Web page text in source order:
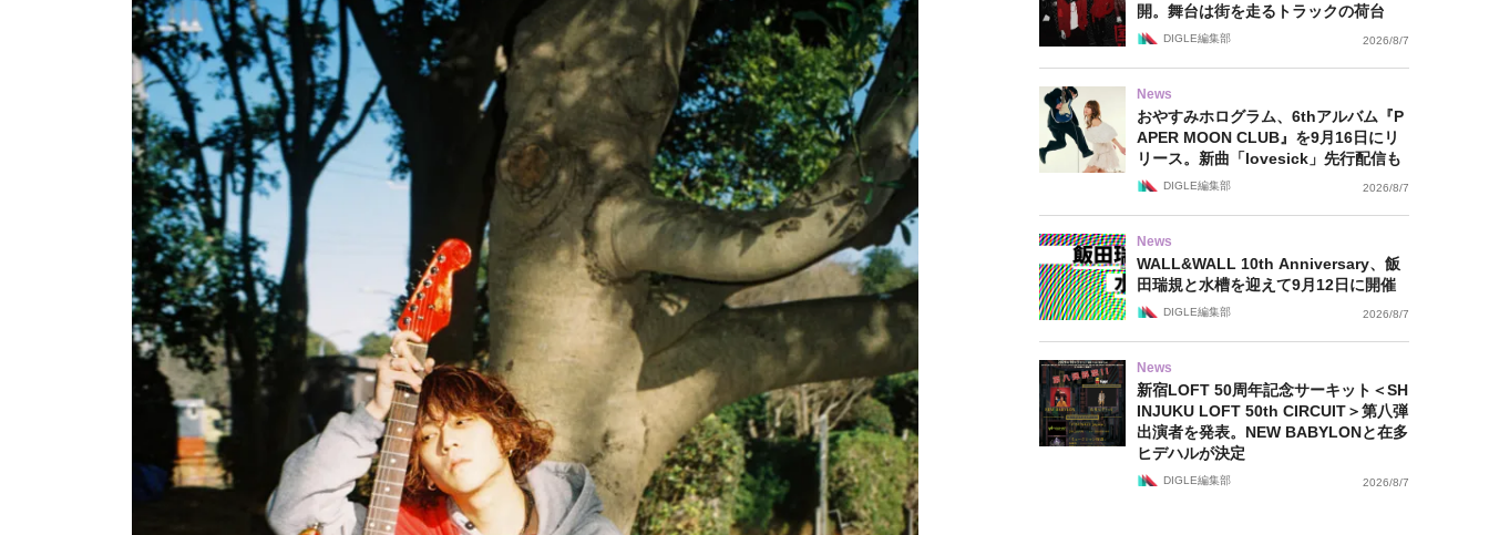
開。舞台は街を走るトラックの荷台
DIGLE編集部 2026/8/7
News
おやすみホログラム、6thアルバム『P
APER MOON CLUB』を9月16日にリ
リース。新曲「lovesick」先行配信も
DIGLE編集部 2026/8/7
News
WALL&WALL 10th Anniversary、飯
田瑞規と水槽を迎えて9月12日に開催
DIGLE編集部 2026/8/7
News
新宿LOFT 50周年記念サーキット＜SH
INJUKU LOFT 50th CIRCUIT＞第八弾
出演者を発表。NEW BABYLONと在多
ヒデハルが決定
DIGLE編集部 2026/8/7